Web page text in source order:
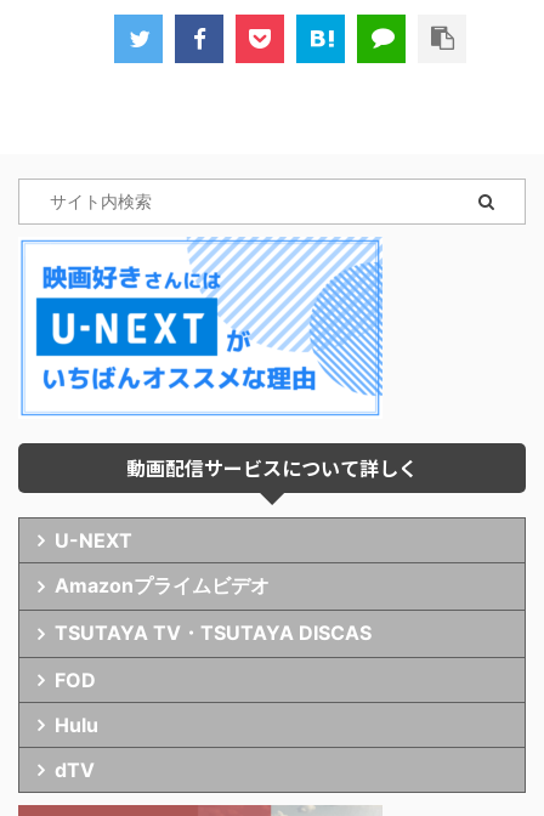
動画配信サービスについて詳しく
U-NEXT
Amazonプライムビデオ
TSUTAYA TV・TSUTAYA DISCAS
FOD
Hulu
dTV